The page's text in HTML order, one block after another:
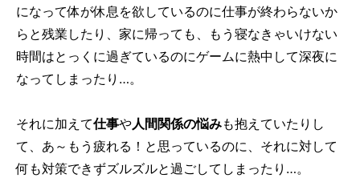
になって体が休息を欲しているのに仕事が終わらないか
らと残業したり、家に帰っても、もう寝なきゃいけない
時間はとっくに過ぎているのにゲームに熱中して深夜に
なってしまったり…。
それに加えて仕事や人間関係の悩みも抱えていたりし
て、あ～もう疲れる！と思っているのに、それに対して
何も対策できずズルズルと過ごしてしまったり…。